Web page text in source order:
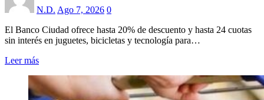
N.D. Ago 7, 2026 0
El Banco Ciudad ofrece hasta 20% de descuento y hasta 24 cuotas
sin interés en juguetes, bicicletas y tecnología para…
Leer más